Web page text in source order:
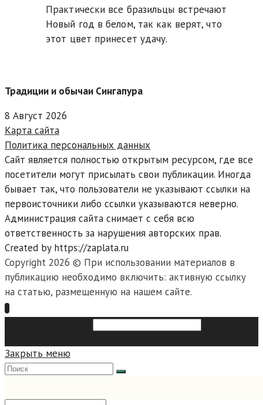
Практически все бразильцы встречают
Новый год в белом, так как верят, что
этот цвет принесет удачу.
Традиции и обычаи Сингапура
8 Август 2026
Карта сайта
Политика персональных данных
Сайт является полностью открытым ресурсом, где все
посетители могут присылать свои публикации. Иногда
бывает так, что пользователи не указывают ссылки на
первоисточники либо ссылки указываются неверно.
Администрация сайта снимает с себя всю
ответственность за нарушения авторских прав.
Created by https://zaplata.ru
Copyright 2026 © При использовании материалов в
публикацию необходимо включить: активную ссылку
на статью, размещенную на нашем сайте.
Закрыть меню